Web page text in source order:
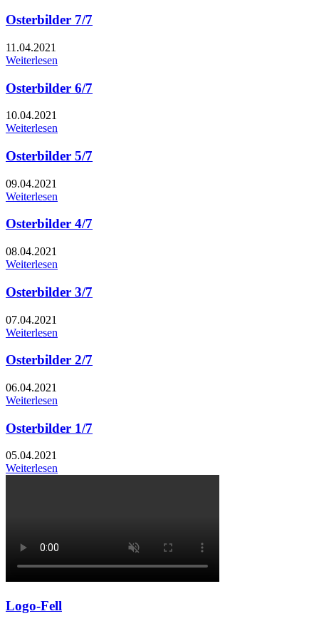
Osterbilder 7/7
11.04.2021
Weiterlesen
Osterbilder 6/7
10.04.2021
Weiterlesen
Osterbilder 5/7
09.04.2021
Weiterlesen
Osterbilder 4/7
08.04.2021
Weiterlesen
Osterbilder 3/7
07.04.2021
Weiterlesen
Osterbilder 2/7
06.04.2021
Weiterlesen
Osterbilder 1/7
05.04.2021
Weiterlesen
Logo-Fell